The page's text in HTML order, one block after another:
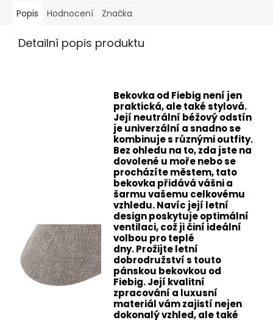
Popis Hodnocení Značka
Detailní popis produktu
Bekovka od Fiebig není jen
praktická, ale také stylová.
Její neutrální béžový odstín
je univerzální a snadno se
kombinuje s různými outfity.
Bez ohledu na to, zda jste na
dovolené u moře nebo se
procházíte městem, tato
bekovka přidává vášni a
šarmu vašemu celkovému
vzhledu. Navíc její letní
design poskytuje optimální
ventilaci, což ji činí ideální
volbou pro teplé
dny.Prožijte letní
dobrodružství s touto
pánskou bekovkou od
Fiebig. Její kvalitní
zpracování a luxusní
materiál vám zajistí nejen
dokonalý vzhled, ale také